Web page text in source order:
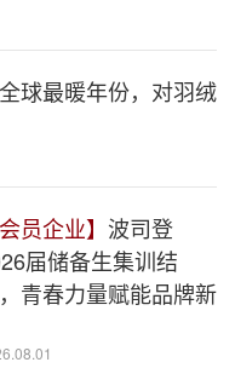
球最暖年份，对羽绒
会员企业】 波司登
届储备生集训结
青春力量赋能品牌新